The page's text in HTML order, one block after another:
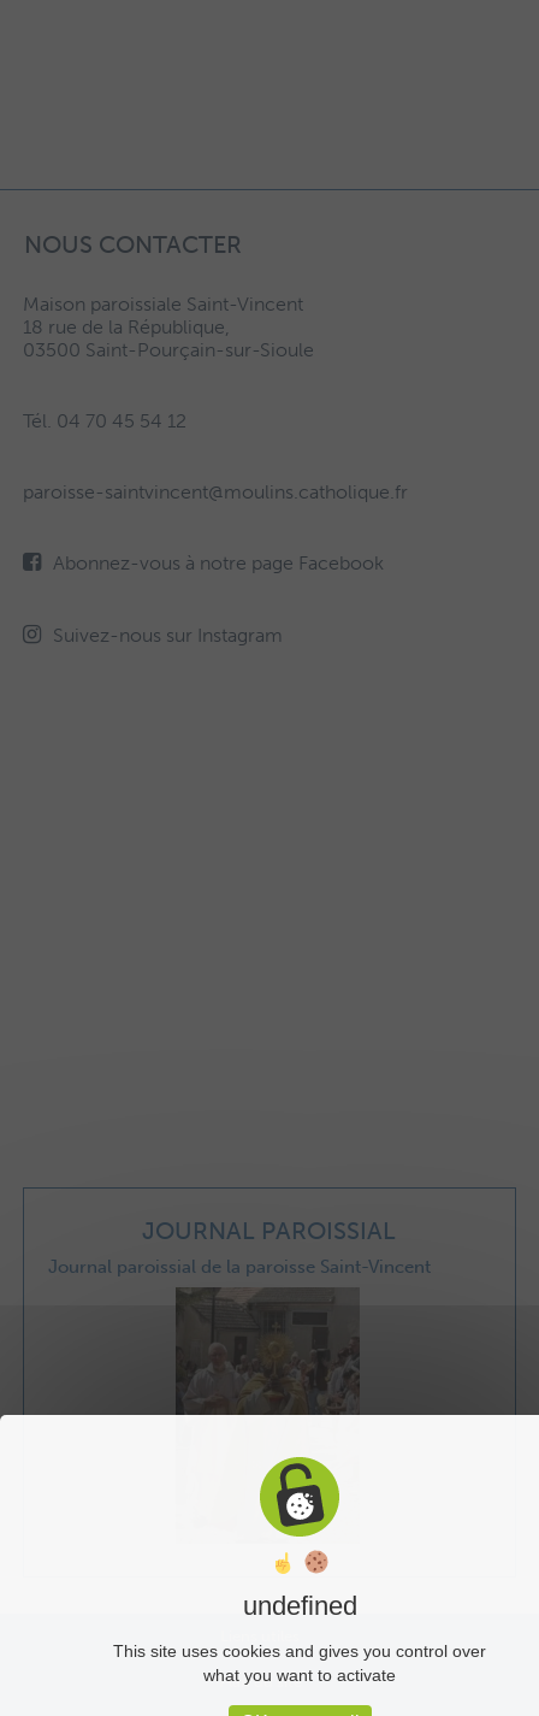
NOUS CONTACTER
Maison paroissiale Saint-Vincent
18 rue de la République,
03500 Saint-Pourçain-sur-Sioule
Tél. 04 70 45 54 12
paroisse-saintvincent@moulins.catholique.fr
Abonnez-vous à notre page Facebook
Suivez-nous sur Instagram
JOURNAL PAROISSIAL
Journal paroissial de la paroisse Saint-Vincent
Plan du site
undefined
This site uses cookies and gives you control over
what you want to activate